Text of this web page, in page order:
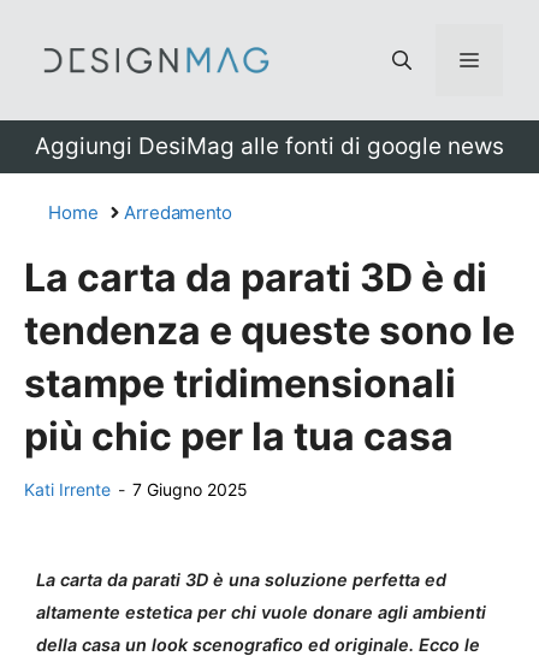
Menu
Aggiungi DesiMag alle fonti di google news
Home Arredamento
La carta da parati 3D è di
tendenza e queste sono le
stampe tridimensionali
più chic per la tua casa
Kati Irrente - 7 Giugno 2025
La carta da parati 3D è una soluzione perfetta ed
altamente estetica per chi vuole donare agli ambienti
della casa un look scenografico ed originale. Ecco le